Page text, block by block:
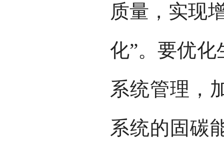
质量，实现
化”。要优
系统管理，
系统的固碳